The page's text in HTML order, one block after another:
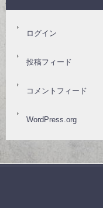
ログイン
投稿フィード
コメントフィード
WordPress.org